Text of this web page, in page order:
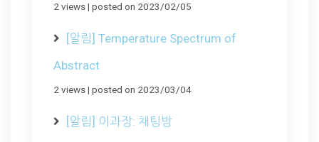
2 views| posted on 2023/02/05
[알림] Temperature Spectrum of
Abstract
2 views| posted on 2023/03/04
[알림] 이과장: 채팅방